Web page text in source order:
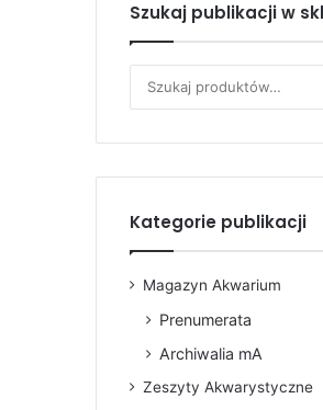
Szukaj publikacji w
Kategorie publikacji
Magazyn Akwarium
Prenumerata
Archiwalia mA
Zeszyty Akwarystyczne